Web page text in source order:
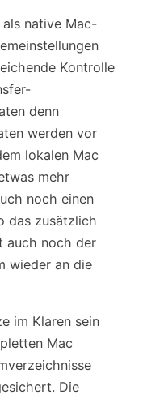
native Mac-
Kontrolle
denn
werden vor
lokalen Mac
mehr
noch einen
das zusätzlich
auch noch der
wieder an die
im Klaren sein
Mac
Die